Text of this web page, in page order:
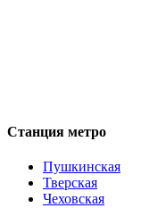
Станция метро
Пушкинская
Тверская
Чеховская